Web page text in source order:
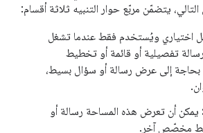
يتضمّن مربّع حوار التنبيه ثلاثة أقسام:
اختياري ويُستخدم فقط عندما تشغل
تفصيلية أو قائمة أو تخطيط
إلى عرض رسالة أو سؤال بسيط،
يمكن أن تعرض هذه المساحة رسالة أو
مخصّص آخر.